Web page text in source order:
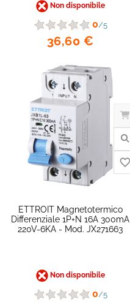
Non disponibile
0/5
36,60 €
ETTROIT Magnetotermico
Differenziale 1P+N 16A 300mA
220V-6KA - Mod. JX271663
Non disponibile
0/5